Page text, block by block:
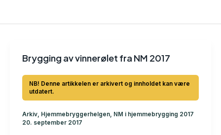
Brygging av vinnerølet fra NM 2017
Arkiv, Hjemmebryggerhelgen, NM i hjemmebrygging 2017
20. september 2017